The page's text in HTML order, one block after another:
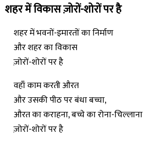
शहर में विकास ज़ोरों-शोरों पर है
शहर में भवनों-इमारतों का निर्माण
और शहर का विकास
ज़ोरों-शोरों पर है
वहाँ काम करती औरत
और उसकी पीठ पर बंधा बच्चा,
औरत का कराहना, बच्चे का रोना-चिल्लाना
ज़ोरों-शोरों पर है